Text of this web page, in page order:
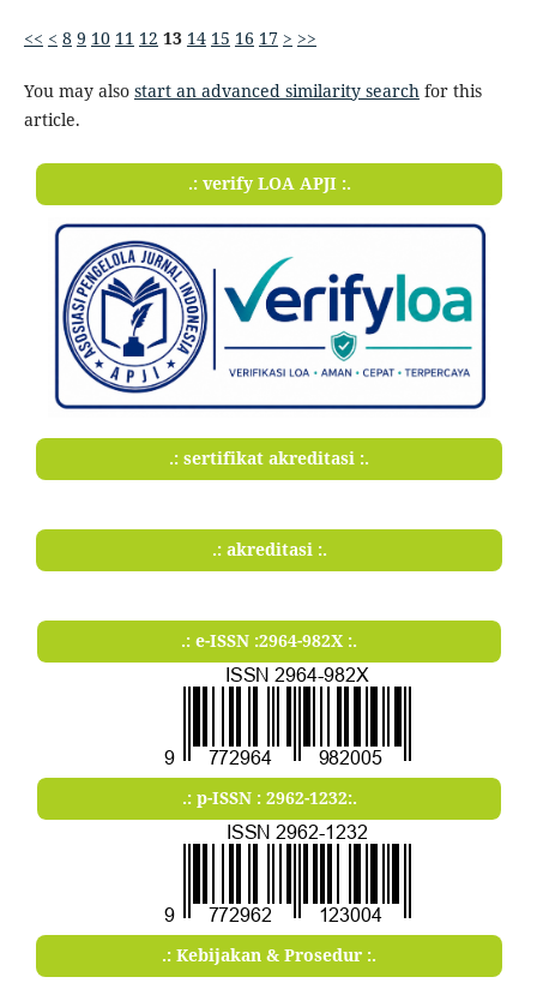
<< < 8 9 10 11 12 13 14 15 16 17 > >>
You may also start an advanced similarity search for this
article.
.: verify LOA APJI :.
.: sertifikat akreditasi :.
.: akreditasi :.
.: e-ISSN :2964-982X :.
.: p-ISSN : 2962-1232:.
.: Kebijakan & Prosedur :.